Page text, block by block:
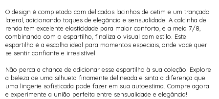
O design é completado com delicados lacinhos de cetim e um trançado
lateral, adicionando toques de elegância e sensualidade. A calcinha de
renda tem excelente elasticidade para maior conforto, e a meia 7/8,
combinando com o espartilho, finaliza o visual com estilo. Este
espartilho é a escolha ideal para momentos especiais, onde você quer
se sentir confiante e irresistível.
Não perca a chance de adicionar esse espartilho à sua coleção. Explore
a beleza de uma silhueta finamente delineada e sinta a diferença que
uma lingerie sofisticada pode fazer em sua autoestima. Compre agora
e experimente a união perfeita entre sensualidade e elegância!